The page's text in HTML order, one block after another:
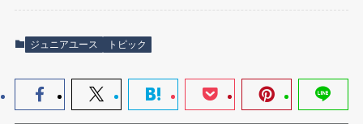
ジュニアユース トピック